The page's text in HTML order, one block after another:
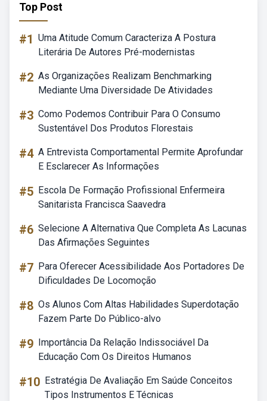
Top Post
#1 Uma Atitude Comum Caracteriza A Postura
Literária De Autores Pré-modernistas
#2 As Organizações Realizam Benchmarking
Mediante Uma Diversidade De Atividades
#3 Como Podemos Contribuir Para O Consumo
Sustentável Dos Produtos Florestais
#4 A Entrevista Comportamental Permite Aprofundar
E Esclarecer As Informações
#5 Escola De Formação Profissional Enfermeira
Sanitarista Francisca Saavedra
#6 Selecione A Alternativa Que Completa As Lacunas
Das Afirmações Seguintes
#7 Para Oferecer Acessibilidade Aos Portadores De
Dificuldades De Locomoção
#8 Os Alunos Com Altas Habilidades Superdotação
Fazem Parte Do Público-alvo
#9 Importância Da Relação Indissociável Da
Educação Com Os Direitos Humanos
#10 Estratégia De Avaliação Em Saúde Conceitos
Tipos Instrumentos E Técnicas